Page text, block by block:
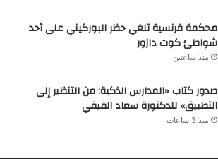
محكمة فرنسية تلغي حظر البوركيني على أحد
شواطئ كوت دازور
منذ ساعتين
صدور كتاب «المدارس الذكية: من التنظير إلى
التطبيق» للدكتورة سعاد الفيفي
منذ 3 ساعات